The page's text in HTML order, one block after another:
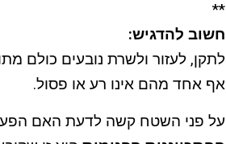
**
חשוב להדגיש:
לתקן, לעזור ולשרת נובעים כולם
אף אחד מהם אינו רע או פסול.
על פני השטח קשה לדעת האם